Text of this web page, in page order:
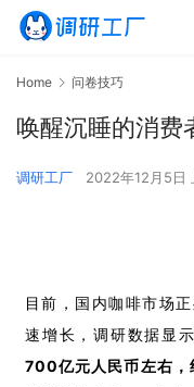
Home 问卷技巧
唤醒沉睡的消费
调研工厂 2022年12月5日
目前，国内咖啡市场
速增长，调研数据显示
700亿元人民币左右，